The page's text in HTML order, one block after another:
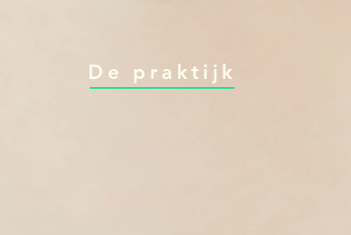
De praktijk